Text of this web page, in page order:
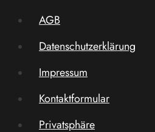
AGB
Datenschutzerklärung
Impressum
Kontaktformular
Privatsphäre